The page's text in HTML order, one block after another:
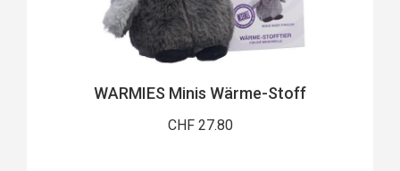
WARMIES Minis Wärme-Stoff
CHF 27.80